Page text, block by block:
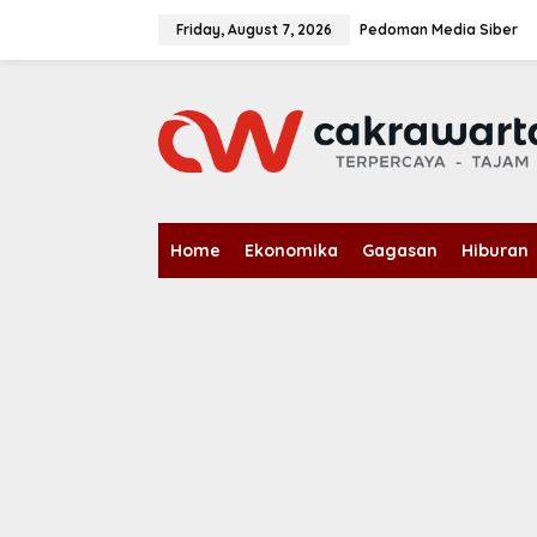
Friday, August 7, 2026 Pedoman Media Siber
Home Ekonomika Gagasan Hiburan